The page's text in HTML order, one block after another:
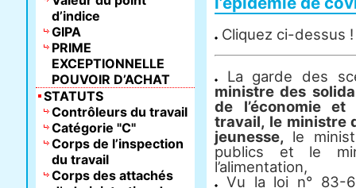
Cliquez ci-dessus !
La garde des
ministre des
de l’économie
travail, le ministre
jeunesse, le
publics et le
l’alimentation,
Vu la loi n° 83-
d’indice
GIPA
PRIME
EXCEPTIONNELLE
POUVOIR D’ACHAT
STATUTS
Contrôleurs du travail
Catégorie "C"
Corps de l’inspection
du travail
Corps des attachés